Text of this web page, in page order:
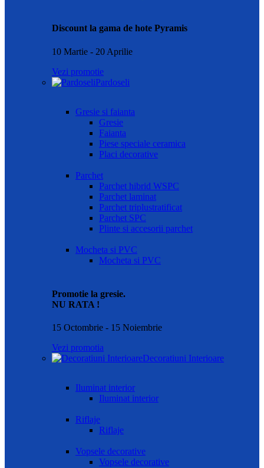
Discount la gama de hote Pyramis
10 Martie - 20 Aprilie
Vezi promotie
Pardoseli
Gresie si faianta
Gresie
Faianta
Piese speciale ceramica
Placi decorative
Parchet
Parchet hibrid WSPC
Parchet laminat
Parchet triplustratificat
Parchet SPC
Plinte si accesorii parchet
Mocheta si PVC
Mocheta si PVC
Promotie la gresie.
NU RATA !
15 Octombrie - 15 Noiembrie
Vezi promotia
Decoratiuni Interioare
Iluminat interior
Iluminat interior
Riflaje
Riflaje
Vopsele decorative
Vopsele decorative